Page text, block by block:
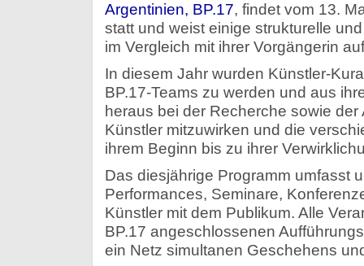
Argentinien, BP.17, findet vom 13.
statt und weist einige strukturelle
im Vergleich mit ihrer Vorgängerin
In diesem Jahr wurden Künstler-
BP.17-Teams zu werden und aus
heraus bei der Recherche sowie
Künstler mitzuwirken und die
ihrem Beginn bis zu ihrer
Das diesjährige Programm umfasst
Performances, Seminare,
Künstler mit dem Publikum. Alle
BP.17 angeschlossenen
ein Netz simultanen Geschehens